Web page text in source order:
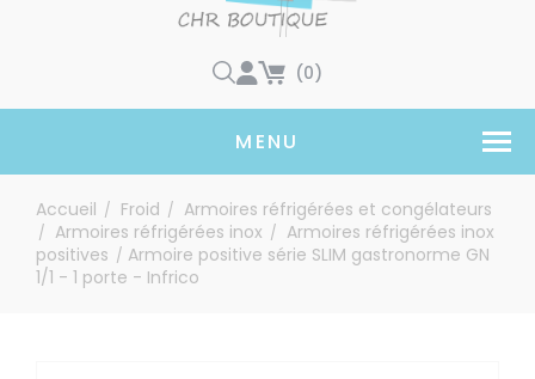
(0)
MENU
Accueil / Froid / Armoires réfrigérées et congélateurs
/ Armoires réfrigérées inox / Armoires réfrigérées inox
positives / Armoire positive série SLIM gastronorme GN
1/1 - 1 porte - Infrico